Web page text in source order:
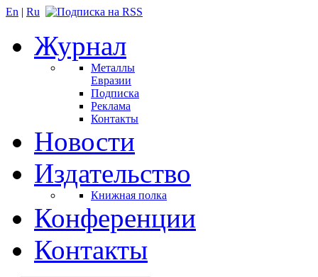
En | Ru
Журнал
Металлы
Евразии
Подписка
Реклама
Контакты
Новости
Издательство
Книжная полка
Конференции
Контакты